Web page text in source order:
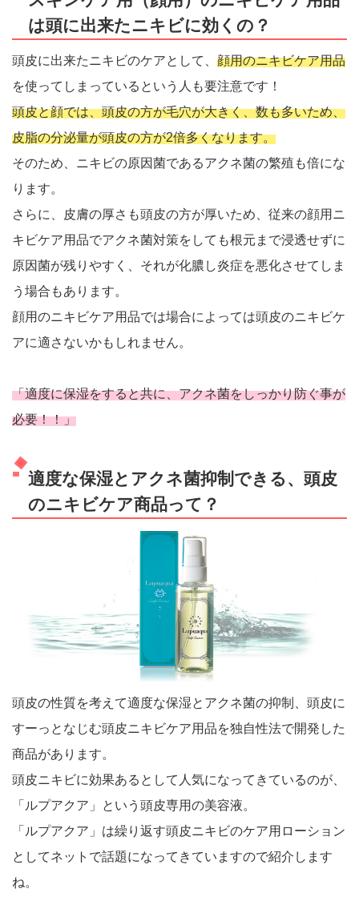
は頭に出来たニキビに効くの？
頭皮に出来たニキビのケアとして、 顔用のニキビケア用品
を使ってしまっているという人も要注意です！
頭皮と顔では、頭皮の方が毛穴が大きく、数も多いため、
皮脂の分泌量が頭皮の方が2倍多くなります。
そのため、ニキビの原因菌であるアクネ菌の繁殖も倍にな
ります。
さらに、皮膚の厚さも頭皮の方が厚いため、従来の顔用ニ
キビケア用品でアクネ菌対策をしても根元まで浸透せずに
原因菌が残りやすく、それが化膿し炎症を悪化させてしま
う場合もあります。
顔用のニキビケア用品では場合によっては頭皮のニキビケ
アに適さないかもしれません。
「適度に保湿をすると共に、アクネ菌をしっかり防ぐ事が
必要！！」
適度な保湿とアクネ菌抑制できる、頭皮
のニキビケア商品って？
頭皮の性質を考えて適度な保湿とアクネ菌の抑制、頭皮に
すーっとなじむ頭皮ニキビケア用品を独自性法で開発した
商品があります。
頭皮ニキビに効果あるとして人気になってきているのが、
「ルプアクア」という頭皮専用の美容液。
「ルプアクア」は繰り返す頭皮ニキビのケア用ローション
としてネットで話題になってきていますので紹介します
ね。